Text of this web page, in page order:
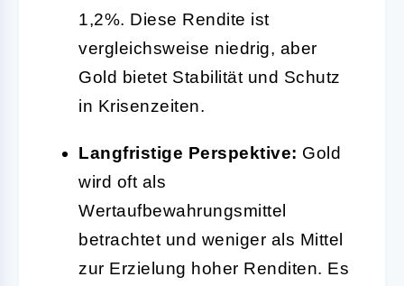
1,2%. Diese Rendite ist
vergleichsweise niedrig, aber
Gold bietet Stabilität und Schutz
in Krisenzeiten.
Langfristige Perspektive: Gold
wird oft als
Wertaufbewahrungsmittel
betrachtet und weniger als Mittel
zur Erzielung hoher Renditen. Es